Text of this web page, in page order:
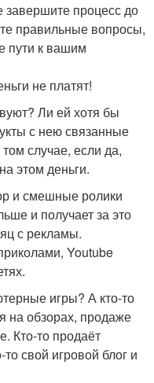
процесс до
правильные вопросы,
пути к вашим
не платят!
Ли ей хотя бы
с нею связанные
случае, если да,
этом деньги.
и смешные ролики
и получает за это
с рекламы.
Youtube
игры? А кто-то
на обзорах, продаже
Кто-то продаёт
свой игровой блог и